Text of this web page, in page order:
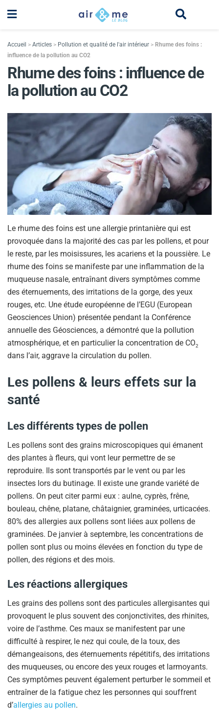
Accueil > Articles > Pollution et qualité de l'air intérieur > Rhume des foins :
influence de la pollution au CO2
Rhume des foins : influence de
la pollution au CO2
Le rhume des foins est une allergie printanière qui est
provoquée dans la majorité des cas par les pollens, et pour
le reste, par les moisissures, les acariens et la poussière. Le
rhume des foins se manifeste par une inflammation de la
muqueuse nasale, entraînant divers symptômes comme
des éternuements, des irritations de la gorge, des yeux
rouges, etc. Une étude européenne de l’EGU (European
Geosciences Union) présentée pendant la Conférence
annuelle des Géosciences, a démontré que la pollution
atmosphérique, et en particulier la concentration de CO2
dans l’air, aggrave la circulation du pollen.
Les pollens & leurs effets sur la
santé
Les différents types de pollen
Les pollens sont des grains microscopiques qui émanent
des plantes à fleurs, qui vont leur permettre de se
reproduire. Ils sont transportés par le vent ou par les
insectes lors du butinage. II existe une grande variété de
pollens. On peut citer parmi eux : aulne, cyprès, frêne,
bouleau, chêne, platane, châtaignier, graminées, urticacées.
80% des allergies aux pollens sont liées aux pollens de
graminées. De janvier à septembre, les concentrations de
pollen sont plus ou moins élevées en fonction du type de
pollen, des régions et des mois.
Les réactions allergiques
Les grains des pollens sont des particules allergisantes qui
provoquent le plus souvent des conjonctivites, des rhinites,
voire de l’asthme. Ces maux se manifestent par une
difficulté à respirer, le nez qui coule, de la toux, des
démangeaisons, des éternuements répétitifs, des irritations
des muqueuses, ou encore des yeux rouges et larmoyants.
Ces symptômes peuvent également perturber le sommeil et
entraîner de la fatigue chez les personnes qui souffrent
d’allergies au pollen.